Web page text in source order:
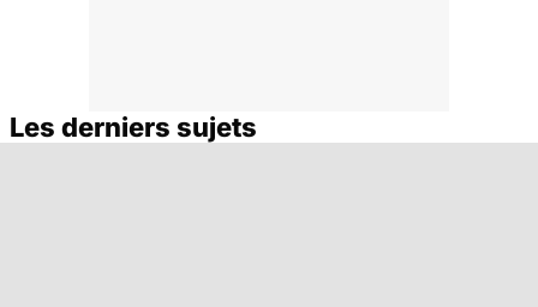
Les derniers sujets